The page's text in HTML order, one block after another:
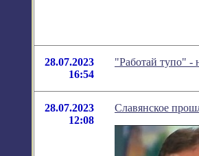
28.07.2023
16:54
"Работай тупо" -
28.07.2023
12:08
Славянское